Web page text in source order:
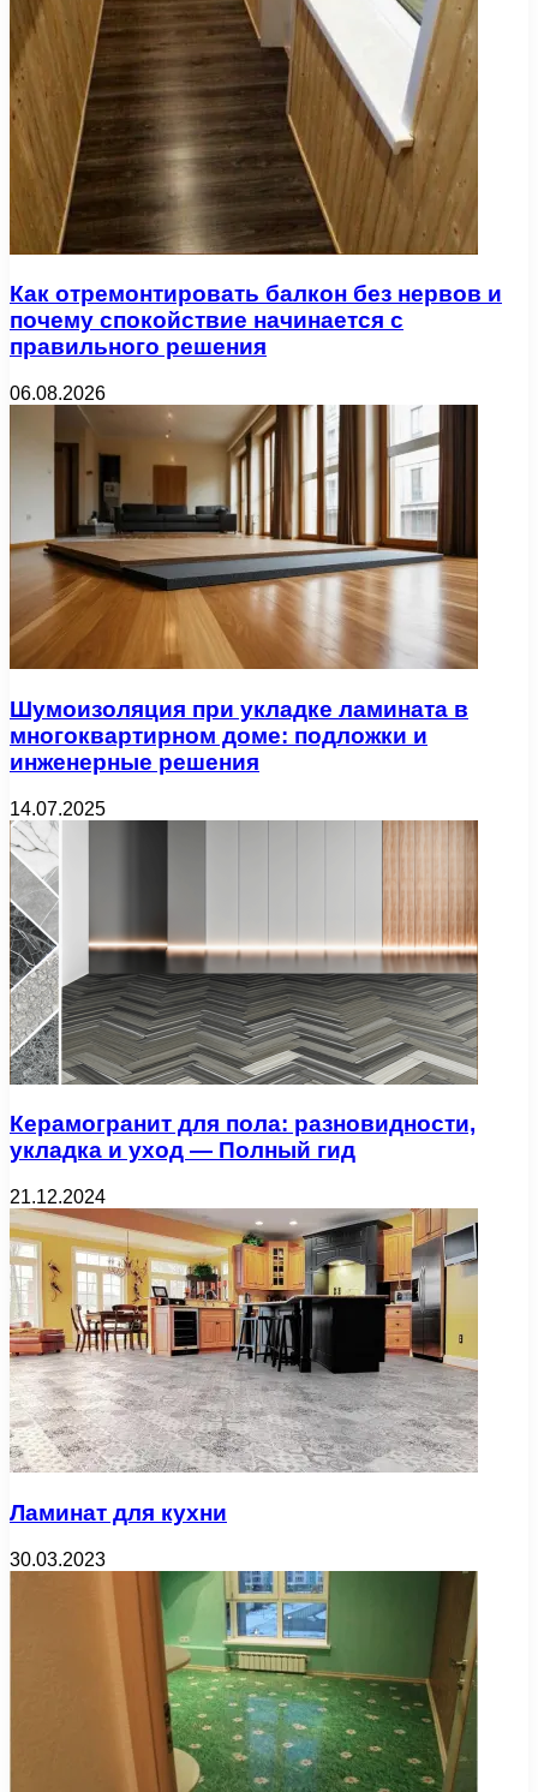
Как отремонтировать балкон без нервов и
почему спокойствие начинается с
правильного решения
06.08.2026
Шумоизоляция при укладке ламината в
многоквартирном доме: подложки и
инженерные решения
14.07.2025
Керамогранит для пола: разновидности,
укладка и уход — Полный гид
21.12.2024
Ламинат для кухни
30.03.2023